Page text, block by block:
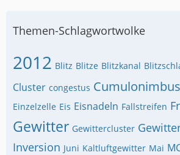
Themen-Schlagwortwolke
2012 Blitz Blitze Blitzkanal
Cluster congestus Cumulonimbus
Einzelzelle Eis Eisnadeln Fallstreifen
Gewitter Gewittercluster
Inversion Juni Kaltluftgewitter Mai